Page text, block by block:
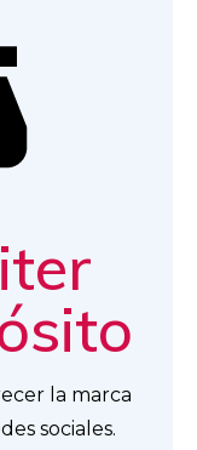
la marca
sociales.